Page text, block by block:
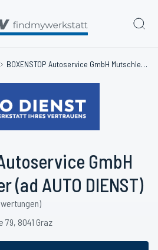
BOXENSTOP Autoservice GmbH Mutschlechner (ad AUTO DIENST)
GmbH
(ad AUTO DIENST)
8041 Graz